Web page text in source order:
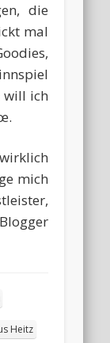
die
mal
will ich
mich
Heitz